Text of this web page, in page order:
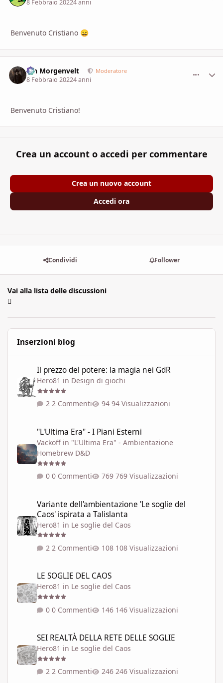
8 Febbraio 20224 anni
Benvenuto Cristiano 😄
Ian Morgenvelt Moderatore
8 Febbraio 20224 anni
Benvenuto Cristiano!
Crea un account o accedi per commentare
Crea un nuovo account
Accedi ora
Condividi Follower
Vai alla lista delle discussioni
Inserzioni blog
Il prezzo del potere: la magia nei GdR
Hero81 in Design di giochi
2 Commenti 94 Visualizzazioni
"L'Ultima Era" - I Piani Esterni
Vackoff in "L'Ultima Era" - Ambientazione
Homebrew D&D
0 Commenti 769 Visualizzazioni
Variante dell'ambientazione 'Le soglie del
Caos' ispirata a Talislanta
Hero81 in Le soglie del Caos
2 Commenti 108 Visualizzazioni
LE SOGLIE DEL CAOS
Hero81 in Le soglie del Caos
0 Commenti 146 Visualizzazioni
SEI REALTÀ DELLA RETE DELLE SOGLIE
Hero81 in Le soglie del Caos
2 Commenti 246 Visualizzazioni